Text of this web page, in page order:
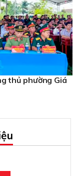
thủ phường Giá